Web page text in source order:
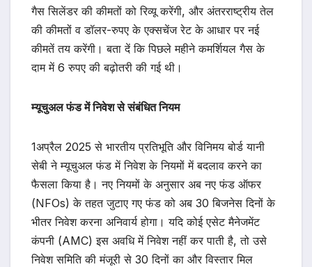
गैस सिलेंडर की कीमतों को रिव्यू करेंगी, और अंतरराष्ट्रीय तेल
की कीमतों व डॉलर-रुपए के एक्सचेंज रेट के आधार पर नई
कीमतें तय करेंगी। बता दें कि पिछले महीने कमर्शियल गैस के
दाम में 6 रुपए की बढ़ोतरी की गई थी।
म्यूचुअल फंड में निवेश से संबंधित नियम
1अप्रैल 2025 से भारतीय प्रतिभूति और विनिमय बोर्ड यानी
सेबी ने म्यूचुअल फंड में निवेश के नियमों में बदलाव करने का
फैसला ​किया है। नए नियमों के अनुसार अब नए फंड ऑफर
(NFOs) के तहत जुटाए गए फंड को अब 30 बिजनेस दिनों के
भीतर निवेश करना अनिवार्य होगा। यदि कोई एसेट मैनेजमेंट
कंपनी (AMC) इस अवधि में निवेश नहीं कर पाती है, तो उसे
निवेश समिति की मंजूरी से 30 दिनों का और विस्तार मिल